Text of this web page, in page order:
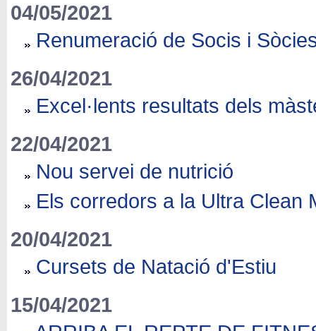
04/05/2021
Renumeració de Socis i
26/04/2021
Excel·lents resultats dels
22/04/2021
Nou servei de nutrició
Els corredors a la Ultra Clean
20/04/2021
Cursets de Natació d'Estiu
15/04/2021